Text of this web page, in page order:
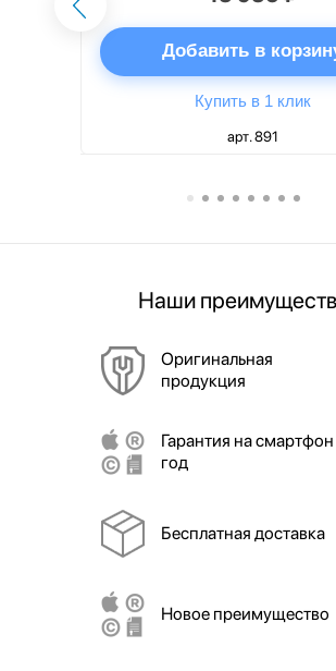
Добавить в
Купить в 1 клик
арт. 891
Наши
Оригинальная
продукция
Гарантия на смартфон
год
Бесплатная доставка
Новое преимущество